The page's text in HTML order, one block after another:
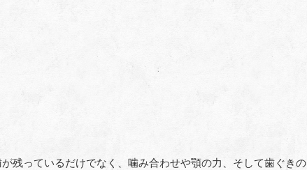
残っているだけでなく、噛み合わせや顎の力、そして歯ぐきの